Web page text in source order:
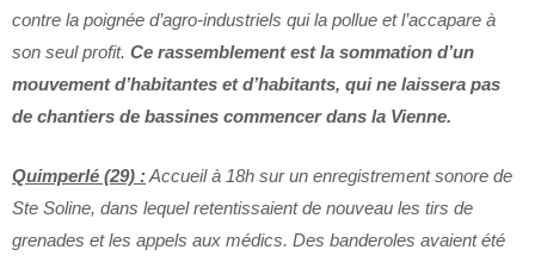
contre la poignée d’agro-industriels qui la pollue et l’accapare à
son seul profit. Ce rassemblement est la sommation d’un
mouvement d’habitantes et d’habitants, qui ne laissera pas
de chantiers de bassines commencer dans la Vienne.
Quimperlé (29) : Accueil à 18h sur un enregistrement sonore de
Ste Soline, dans lequel retentissaient de nouveau les tirs de
grenades et les appels aux médics. Des banderoles avaient été